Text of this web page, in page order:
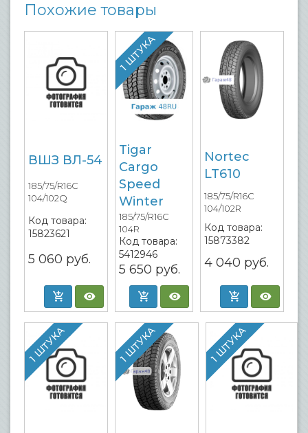
Похожие товары
ВШЗ ВЛ-54
185/75/R16C
104/102Q
Код товара:
15823621
5 060 руб.
1 ШТУКА
Tigar
Cargo
Speed
Winter
185/75/R16C
104R
Код товара:
5412946
5 650 руб.
Nortec
LT610
185/75/R16C
104/102R
Код товара:
15873382
4 040 руб.
1 ШТУКА 1 ШТУКА 1 ШТУКА